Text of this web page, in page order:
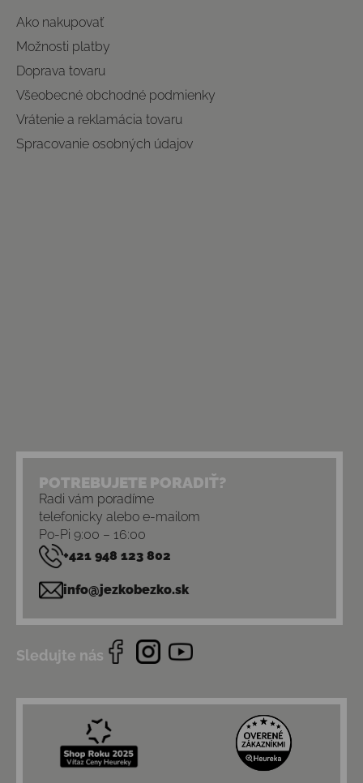
Ako nakupovať
Možnosti platby
Doprava tovaru
Všeobecné obchodné podmienky
Vrátenie a reklamácia tovaru
Spracovanie osobných údajov
POTREBUJETE PORADIŤ?
Radi vám poradíme
telefonicky alebo e-mailom
Po-Pi 9:00 – 16:00
+421 948 123 802
info@jezkobezko.sk
Sledujte nás